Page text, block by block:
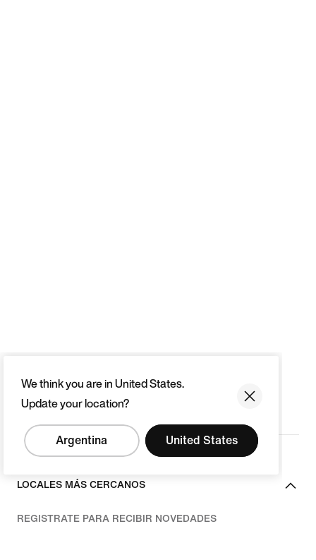
We think you are in United States.
Update your location?
Argentina United States
LOCALES MÁS CERCANOS
REGISTRATE PARA RECIBIR NOVEDADES